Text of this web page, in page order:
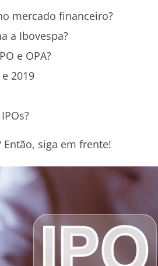
mercado financeiro?
a Ibovespa?
e OPA?
2019
siga em frente!